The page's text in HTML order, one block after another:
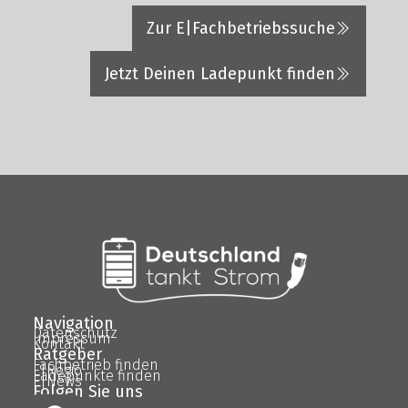
Zur E|Fachbetriebssuche
Jetzt Deinen Ladepunkt finden
Navigation
Datenschutz
Impressum
Kontakt
Ratgeber
Fachbetrieb finden
E|Regio
Ladepunkte finden
E|News
Folgen Sie uns